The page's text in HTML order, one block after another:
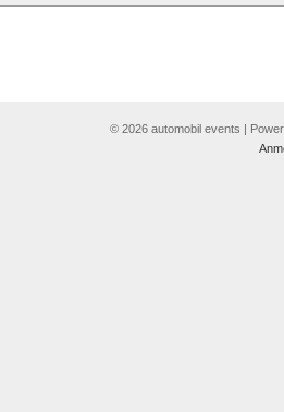
© 2026 automobil events |